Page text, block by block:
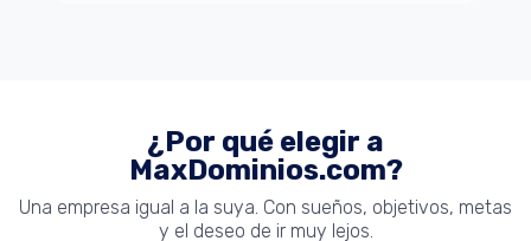
¿Por qué elegir a
MaxDominios.com?
Una empresa igual a la suya. Con sueños, objetivos, metas
y el deseo de ir muy lejos.